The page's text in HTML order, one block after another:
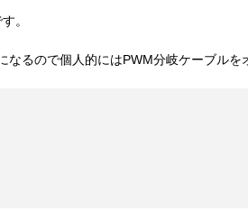
。
るので個人的にはPWM分岐ケーブルを